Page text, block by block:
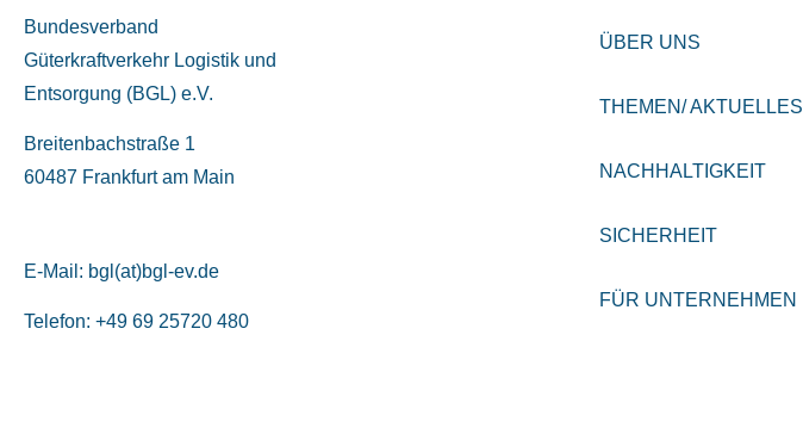
Bundesverband
Güterkraftverkehr Logistik und
Entsorgung (BGL) e.V.
Breitenbachstraße 1
60487 Frankfurt am Main
E-Mail: bgl(at)bgl-ev.de
Telefon: +49 69 25720 480
ÜBER UNS
THEMEN/ AKTUELLES
NACHHALTIGKEIT
SICHERHEIT
FÜR UNTERNEHMEN